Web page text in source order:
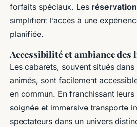
forfaits spéciaux. Les
simplifient l’accès à une
planifiée.
Accessibilité et ambiance des
Les cabarets, souvent situés
animés, sont facilement
en commun. En franchissant leurs
soignée et immersive transporte
spectateurs dans un univers